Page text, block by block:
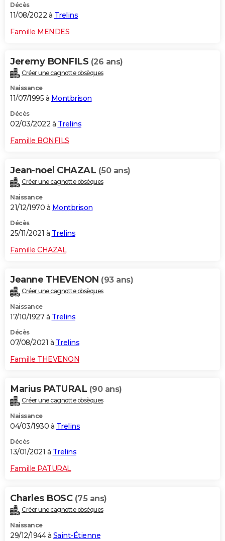
Décès
11/08/2022 à Trelins
Famille MENDES
Jeremy BONFILS (26 ans)
Créer une cagnotte obsèques
Naissance
11/07/1995 à Montbrison
Décès
02/03/2022 à Trelins
Famille BONFILS
Jean-noel CHAZAL (50 ans)
Créer une cagnotte obsèques
Naissance
21/12/1970 à Montbrison
Décès
25/11/2021 à Trelins
Famille CHAZAL
Jeanne THEVENON (93 ans)
Créer une cagnotte obsèques
Naissance
17/10/1927 à Trelins
Décès
07/08/2021 à Trelins
Famille THEVENON
Marius PATURAL (90 ans)
Créer une cagnotte obsèques
Naissance
04/03/1930 à Trelins
Décès
13/01/2021 à Trelins
Famille PATURAL
Charles BOSC (75 ans)
Créer une cagnotte obsèques
Naissance
29/12/1944 à Saint-Étienne